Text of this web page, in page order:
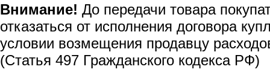
Внимание! До передачи товара
отказаться от исполнения договора
условии возмещения продавцу
(Статья 497 Гражданского кодекса РФ)